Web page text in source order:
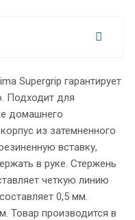
Supergrip гарантирует
Подходит для
домашнего
из затемненного
вставку,
в руке. Стержень
четкую линию
0,5 мм.
Товар производится в